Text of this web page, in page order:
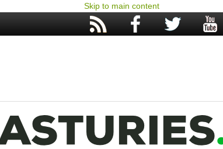
Skip to main content